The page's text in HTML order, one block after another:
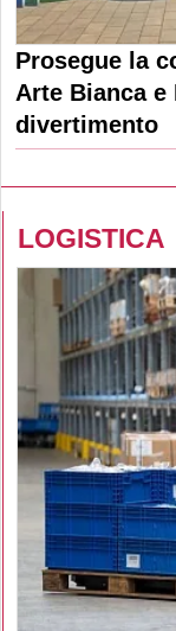
Prosegue la
Arte Bianca
divertimento
LOGISTICA